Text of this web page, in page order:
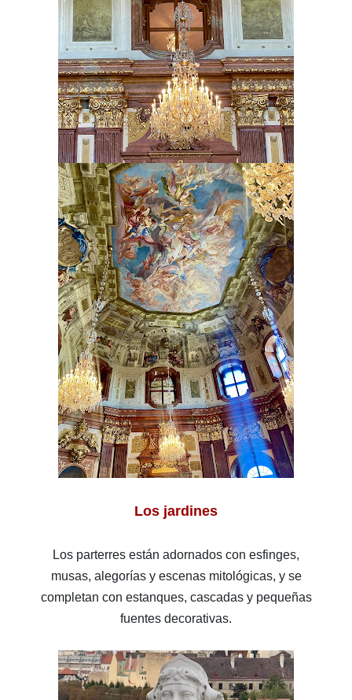
Los jardines
Los parterres están adornados con esfinges,
musas, alegorías y escenas mitológicas, y se
completan con estanques, cascadas y pequeñas
fuentes decorativas.